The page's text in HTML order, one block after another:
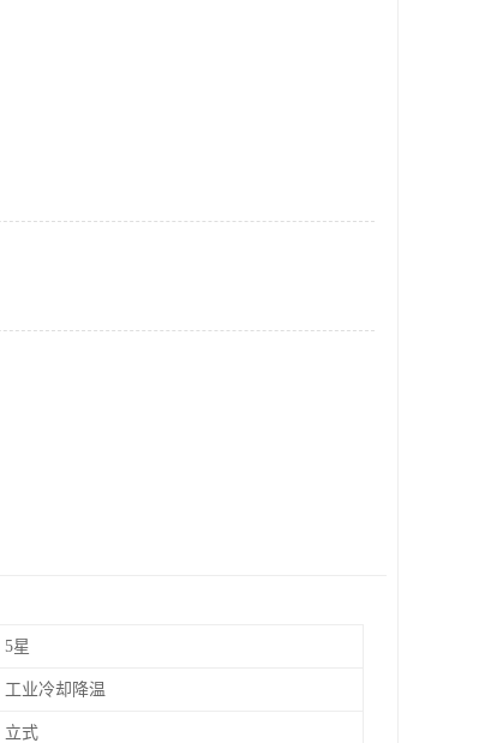
5星
工业冷却降温
立式